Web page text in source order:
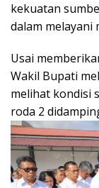
kekuatan
dalam melayani
Usai
Wakil Bupati
melihat kondisi
roda 2